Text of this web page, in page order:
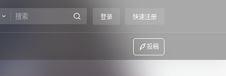
登录 快速注册
投稿